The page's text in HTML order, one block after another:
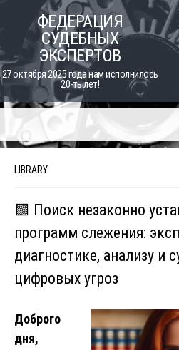
content
ФЕДЕРАЦИЯ
СУДЕБНЫХ
ЭКСПЕРТОВ
27 октября 2025 года нам исполнилось
20-ть лет!
LIBRARY
🟩 Поиск незаконно
программ слежения:
диагностике, анализу и
цифровых угроз
Доброго
дня,